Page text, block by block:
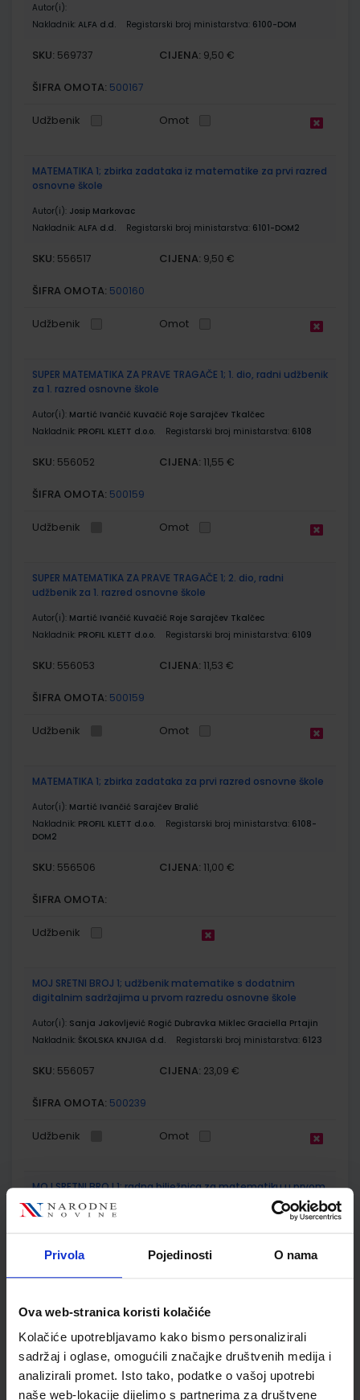
Privola Pojedinosti O nama
Ova web-stranica koristi kolačiće
Kolačiće upotrebljavamo kako bismo personalizirali
sadržaj i oglase, omogućili značajke društvenih medija i
analizirali promet. Isto tako, podatke o vašoj upotrebi
naše web-lokacije dijelimo s partnerima za društvene
Autor(i):
Nakladnik: ALFA d.d. Registarski broj ministarstva: 6100-DOM
SKU: 569737 CIJENA: 9,50 €
ŠIFRA OMOTA: 500167
Udžbenik Omot
MATEMATIKA 1; zbirka zadataka iz matematike za prvi razred
osnovne škole
Autor(i): Josip Markovac
Nakladnik: ALFA d.d. Registarski broj ministarstva: 6101-DOM2
SKU: 556517 CIJENA: 9,50 €
ŠIFRA OMOTA: 500160
Udžbenik Omot
SUPER MATEMATIKA ZA PRAVE TRAGAČE 1; 1. dio, radni udžbenik
za 1. razred osnovne škole
Autor(i): Martić Ivančić Kuvačić Roje Sarajčev Tkalčec
Nakladnik: PROFIL KLETT d.o.o. Registarski broj ministarstva: 6108
SKU: 556052 CIJENA: 11,55 €
ŠIFRA OMOTA: 500159
Udžbenik Omot
SUPER MATEMATIKA ZA PRAVE TRAGAČE 1; 2. dio, radni
udžbenik za 1. razred osnovne škole
Autor(i): Martić Ivančić Kuvačić Roje Sarajčev Tkalčec
Nakladnik: PROFIL KLETT d.o.o. Registarski broj ministarstva: 6109
SKU: 556053 CIJENA: 11,53 €
ŠIFRA OMOTA: 500159
Udžbenik Omot
MATEMATIKA 1; zbirka zadataka za prvi razred osnovne škole
Autor(i): Martić Ivančić Sarajčev Bralić
Nakladnik: PROFIL KLETT d.o.o. Registarski broj ministarstva: 6108-
DOM2
SKU: 556506 CIJENA: 11,00 €
ŠIFRA OMOTA:
Udžbenik
MOJ SRETNI BROJ 1; udžbenik matematike s dodatnim
digitalnim sadržajima u prvom razredu osnovne škole
Autor(i): Sanja Jakovljević Rogić Dubravka Miklec Graciella Prtajin
Nakladnik: ŠKOLSKA KNJIGA d.d. Registarski broj ministarstva: 6123
SKU: 556057 CIJENA: 23,09 €
ŠIFRA OMOTA: 500239
Udžbenik Omot
MOJ SRETNI BROJ 1; radna bilježnica za matematiku u prvom
razredu osnovne škole
DOM
ŠIFRA OMOTA: 500239
Udžbenik Omot